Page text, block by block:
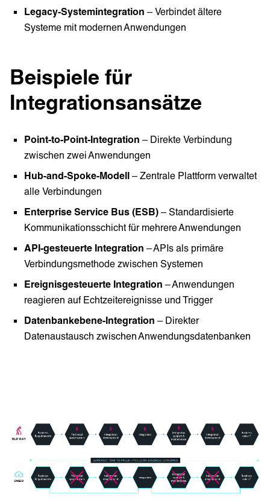
Legacy-Systemintegration – Verbindet ältere
Systeme mit modernen Anwendungen
Beispiele für
Integrationsansätze
Point-to-Point-Integration – Direkte Verbindung
zwischen zwei Anwendungen
Hub-and-Spoke-Modell – Zentrale Plattform verwaltet
alle Verbindungen
Enterprise Service Bus (ESB) – Standardisierte
Kommunikationsschicht für mehrere Anwendungen
API-gesteuerte Integration – APIs als primäre
Verbindungsmethode zwischen Systemen
Ereignisgesteuerte Integration – Anwendungen
reagieren auf Echtzeitereignisse und Trigger
Datenbankebene-Integration – Direkter
Datenaustausch zwischen Anwendungsdatenbanken